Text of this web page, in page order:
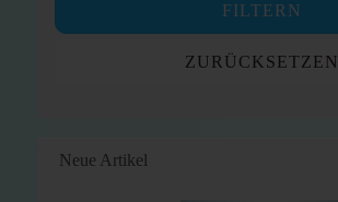
FILTERN
ZURÜCKSETZEN
Neue Artikel